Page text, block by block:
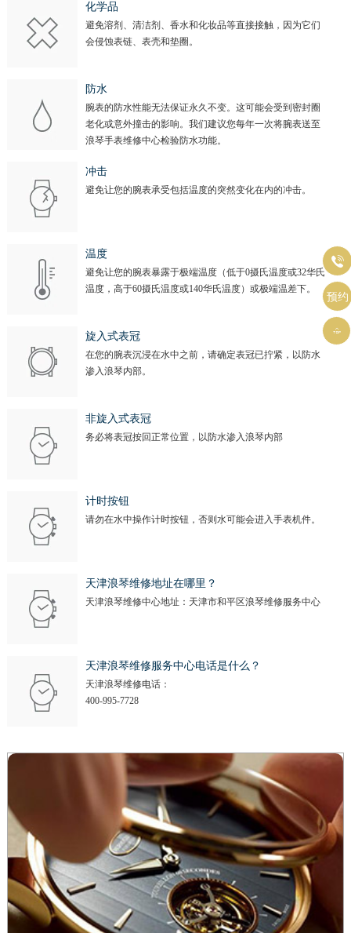
化学品
避免溶剂、清洁剂、香水和化妆品等直接接触，因为它们
会侵蚀表链、表壳和垫圈。
防水
腕表的防水性能无法保证永久不变。这可能会受到密封圈
老化或意外撞击的影响。我们建议您每年一次将腕表送至
浪琴手表维修中心检验防水功能。
冲击
避免让您的腕表承受包括温度的突然变化在内的冲击。
温度
避免让您的腕表暴露于极端温度（低于0摄氏温度或32华氏
温度，高于60摄氏温度或140华氏温度）或极端温差下。
旋入式表冠
在您的腕表沉浸在水中之前，请确定表冠已拧紧，以防水
渗入浪琴内部。
非旋入式表冠
务必将表冠按回正常位置，以防水渗入浪琴内部
计时按钮
请勿在水中操作计时按钮，否则水可能会进入手表机件。
天津浪琴维修地址在哪里？
天津浪琴维修中心地址：天津市和平区浪琴维修服务中心
天津浪琴维修服务中心电话是什么？
天津浪琴维修电话：
400-995-7728

预约
